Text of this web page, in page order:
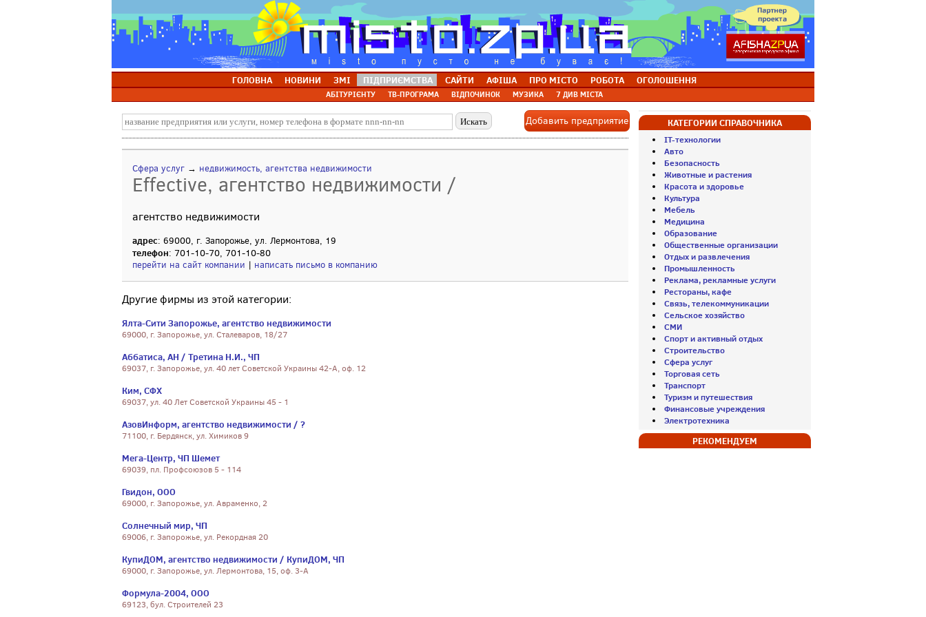
ГОЛОВНА НОВИНИ ЗМІ ПІДПРИЄМСТВА САЙТИ АФІША ПРО МІСТО РОБОТА ОГОЛОШЕННЯ
АБІТУРІЄНТУ ТВ-ПРОГРАМА ВІДПОЧИНОК МУЗИКА 7 ДИВ МІСТА
Добавить предприятие
Сфера услуг → недвижимость, агентства недвижимости
Effective, агентство недвижимости /
агентство недвижимости
адрес: 69000, г. Запорожье, ул. Лермонтова, 19
телефон: 701-10-70, 701-10-80
перейти на сайт компании | написать письмо в компанию
Другие фирмы из этой категории:
Ялта-Сити Запорожье, агентство недвижимости
69000, г. Запорожье, ул. Сталеваров, 18/27
Аббатиса, АН / Третина Н.И., ЧП
69037, г. Запорожье, ул. 40 лет Советской Украины 42-А, оф. 12
Ким, СФХ
69037, ул. 40 Лет Советской Украины 45 - 1
АзовИнформ, агентство недвижимости / ?
71100, г. Бердянск, ул. Химиков 9
Мега-Центр, ЧП Шемет
69039, пл. Профсоюзов 5 - 114
Гвидон, ООО
69000, г. Запорожье, ул. Авраменко, 2
Солнечный мир, ЧП
69006, г. Запорожье, ул. Рекордная 20
КупиДОМ, агентство недвижимости / КупиДОМ, ЧП
69000, г. Запорожье, ул. Лермонтова, 15, оф. 3-А
Формула-2004, ООО
69123, бул. Строителей 23
КАТЕГОРИИ СПРАВОЧНИКА
IT-технологии
Авто
Безопасность
Животные и растения
Красота и здоровье
Культура
Мебель
Медицина
Образование
Общественные организации
Отдых и развлечения
Промышленность
Реклама, рекламные услуги
Рестораны, кафе
Связь, телекоммуникации
Сельское хозяйство
СМИ
Спорт и активный отдых
Строительство
Сфера услуг
Торговая сеть
Транспорт
Туризм и путешествия
Финансовые учреждения
Электротехника
РЕКОМЕНДУЕМ